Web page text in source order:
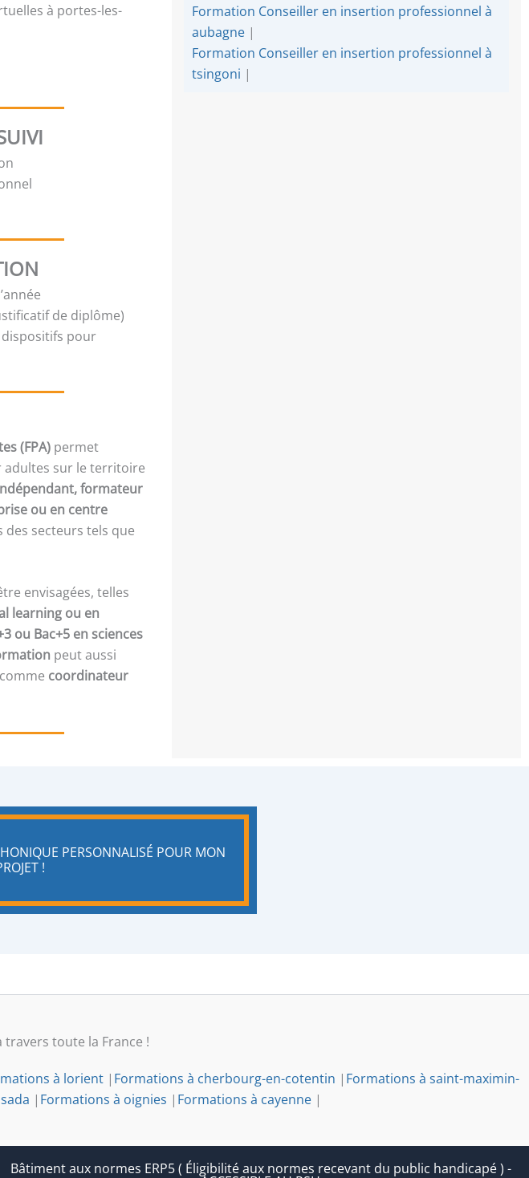
à portes-les-
de diplôme)
dispositifs pour
(FPA) permet
adultes sur le territoire
formateur
ou en centre
secteurs tels que
envisagées, telles
learning ou en
ou Bac+5 en sciences
peut aussi
coordinateur
Formation Conseiller en insertion professionnel à
aubagne |
Formation Conseiller en insertion professionnel à
tsingoni |
PERSONNALISÉ POUR MON
!
toute la France !
à lorient | Formations à cherbourg-en-cotentin | Formations à saint-maximin-
| Formations à oignies | Formations à cayenne|
Bâtiment aux normes ERP5 ( Éligibilité aux normes recevant du public handicapé ) -